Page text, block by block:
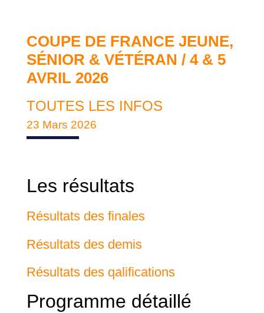
COUPE DE FRANCE JEUNE,
SÉNIOR & VÉTÉRAN / 4 & 5
AVRIL 2026
TOUTES LES INFOS
23 Mars 2026
Les résultats
Résultats des finales
Résultats des demis
Résultats des qalifications
Programme détaillé